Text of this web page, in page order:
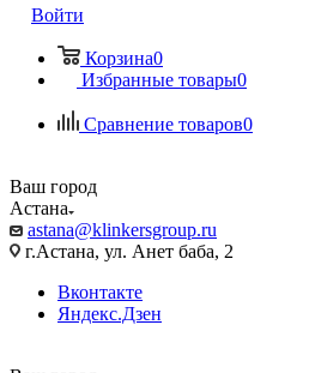
Войти
Корзина0
Избранные товары0
Сравнение товаров0
Ваш город
Астана
astana@klinkersgroup.ru
г.Астана, ул. Анет баба, 2
Вконтакте
Яндекс.Дзен